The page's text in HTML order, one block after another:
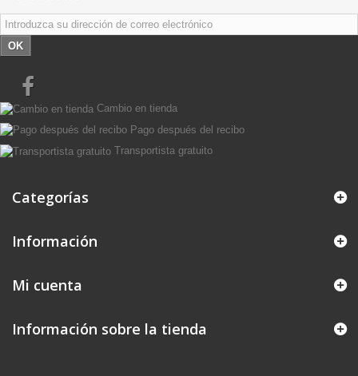
OK
Cambio en tienda
Pago después del recibo
Transportista gratuito
Categorías
Información
Mi cuenta
Información sobre la tienda